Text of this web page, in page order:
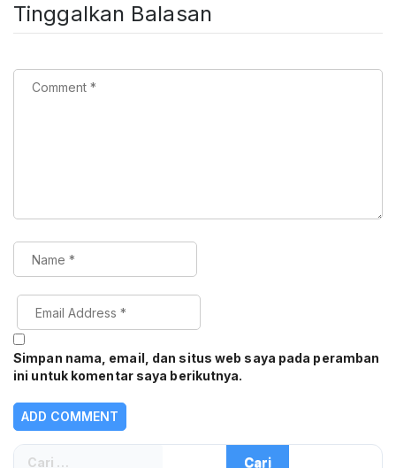
Tinggalkan Balasan
Simpan nama, email, dan situs web saya pada peramban
ini untuk komentar saya berikutnya.
Cari